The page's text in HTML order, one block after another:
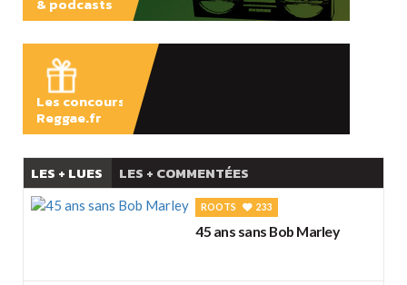
Les concours
Reggae.fr
LES + LUES LES + COMMENTÉES
ROOTS 233
45 ans sans Bob Marley